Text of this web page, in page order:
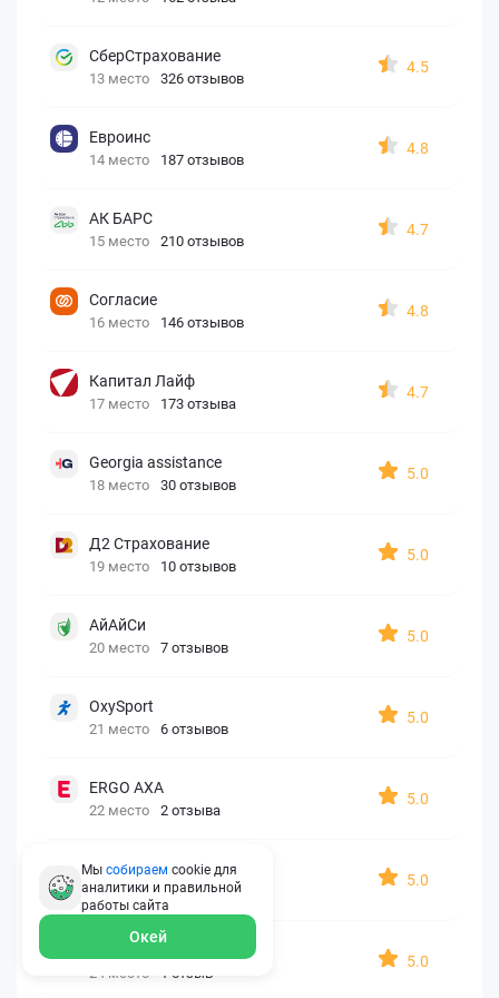
СберСтрахование
13 место 326 отзывов
4.5
Евроинс
14 место 187 отзывов
4.8
АК БАРС
15 место 210 отзывов
4.7
Согласие
16 место 146 отзывов
4.8
Капитал Лайф
17 место 173 отзыва
4.7
Georgia assistance
18 место 30 отзывов
5.0
Д2 Страхование
19 место 10 отзывов
5.0
АйАйСи
20 место 7 отзывов
5.0
OxySport
21 место 6 отзывов
5.0
ERGO AXA
22 место 2 отзыва
5.0
Oxy Travel Premium
23 место 1 отзыв
5.0
24 место 1 отзыв
5.0
Мы собираем cookie для
аналитики и правильной
работы сайта
Окей